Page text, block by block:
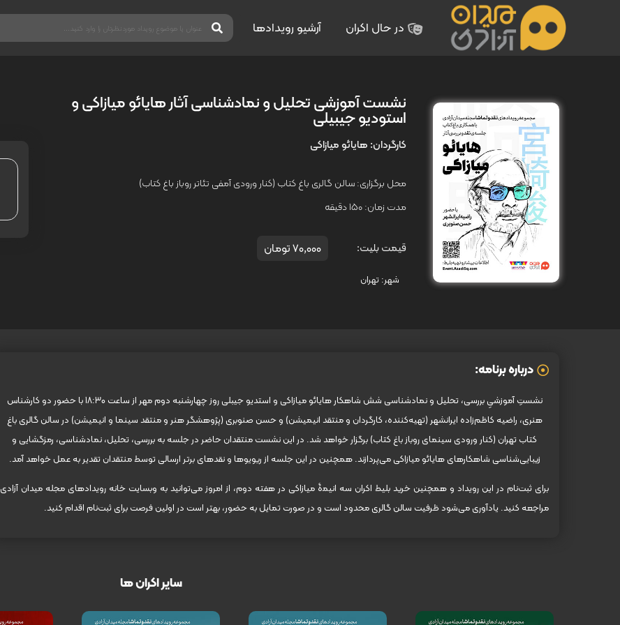
در حال اکران آرشیو رویدادها
نشست آموزشی تحلیل و نمادشناسی آثار هایائو میازاکی و
استودیو جیبیلی
کارگردان:هایائو میازاکی
محل برگزاری: سالن گالری باغ کتاب (کنار ورودی آمفی تئاتر روباز باغ کتاب)
مدت زمان:150 دقیقه
قیمت بلیت: 70,000 تومان
شهر:تهران
درباره برنامه:
نشستِ آموزشیِ بررسی، تحلیل و نمادشناسی شش شاهکار هایائو میازاکی و استدیو جیبلی روز چهارشنبه دوم مهر از ساعت 18:30 با حضور دو کارشناس
هنری، راضیه کاظم‌زاده ایرانشهر (تهیه‌کننده، کارگردان و منتقد انیمیشن) و حسن صنوبری (پژوهشگر هنر و منتقد سینما و انیمیشن) در سالن گالری باغ
کتاب تهران (کنار ورودی سینمای روباز باغ کتاب) برگزار خواهد شد. در این نشست منتقدان حاضر در جلسه به بررسی، تحلیل، نمادشناسی، رمزگشایی و
زیبایی‌شناسی شاهکارهای هایائو میازاکی می‌پردازند. همچنین در این جلسه از ریویوها و نقدهای برتر ارسالی توسط منتقدان تقدیر به عمل خواهد آمد.
برای ثبت‌نام در این رویداد و همچنین خرید بلیط اکران سه انیمۀ میازاکی در هفته دوم، از امروز می‌توانید به وبسایت خانه رویدادهای مجله میدان آزادی
مراجعه کنید. یادآوری می‌شود ظرفیت سالن گالری محدود است و در صورت تمایل به حضور، بهتر است در اولین فرصت برای ثبت‌نام اقدام کنید.
سایر اکران ها